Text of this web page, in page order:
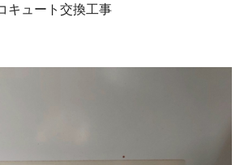
キュート交換工事